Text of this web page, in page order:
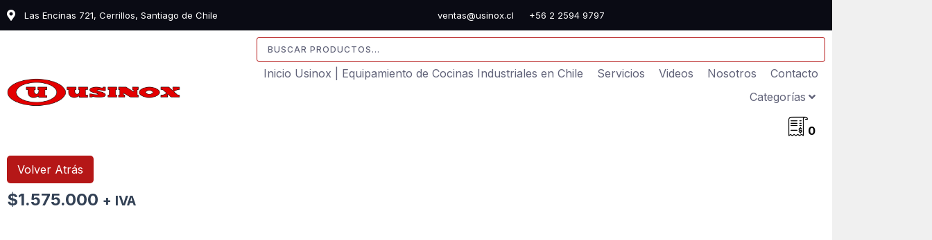
Las Encinas 721, Cerrillos, Santiago de Chile ventas@usinox.cl +56 2 2594 9797
Search
...
Inicio Usinox | Equipamiento de Cocinas Industriales en Chile
Servicios Videos Nosotros
Contacto
Categorías
0
Volver Atrás
$1.575.000 + IVA